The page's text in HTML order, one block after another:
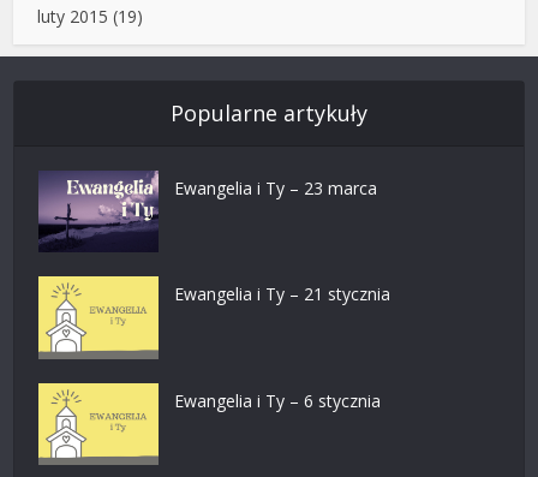
luty 2015 (19)
Popularne artykuły
Ewangelia i Ty – 23 marca
Ewangelia i Ty – 21 stycznia
Ewangelia i Ty – 6 stycznia